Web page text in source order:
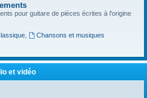
pour guitare de pièces écrites à l'origine
,
Chansons et musiques
et vidéo